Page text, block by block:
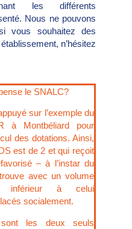
les différents
Nous ne pouvons
vous souhaitez des
n’hésitez
le SNALC?
sur l’exemple du
à Montbéliard pour
des dotations. Ainsi,
est de 2 et qui reçoit
– à l’instar du
avec un volume
inférieur à celui
socialement.
les deux seuls